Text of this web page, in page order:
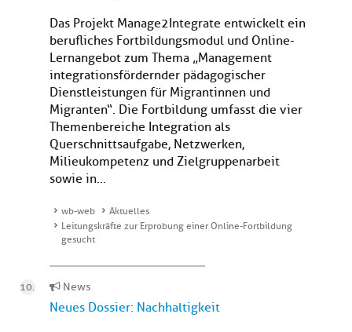
Das Projekt Manage2Integrate entwickelt ein
berufliches Fortbildungsmodul und Online-
Lernangebot zum Thema „Management
integrationsfördernder pädagogischer
Dienstleistungen für Migrantinnen und
Migranten“. Die Fortbildung umfasst die vier
Themenbereiche Integration als
Querschnittsaufgabe, Netzwerken,
Milieukompetenz und Zielgruppenarbeit
sowie in...
wb-web
Aktuelles
Leitungskräfte zur Erprobung einer Online-Fortbildung
gesucht
News
Neues Dossier: Nachhaltigkeit